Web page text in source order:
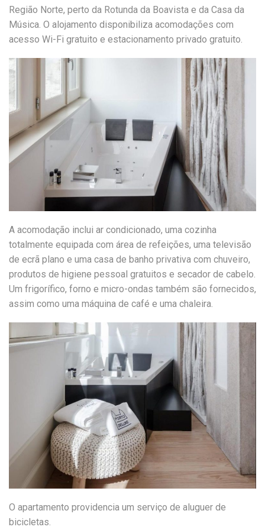
Região Norte, perto da Rotunda da Boavista e da Casa da
Música. O alojamento disponibiliza acomodações com
acesso Wi-Fi gratuito e estacionamento privado gratuito.
A acomodação inclui ar condicionado, uma cozinha
totalmente equipada com área de refeições, uma televisão
de ecrã plano e uma casa de banho privativa com chuveiro,
produtos de higiene pessoal gratuitos e secador de cabelo.
Um frigorífico, forno e micro-ondas também são fornecidos,
assim como uma máquina de café e uma chaleira.
O apartamento providencia um serviço de aluguer de
bicicletas.